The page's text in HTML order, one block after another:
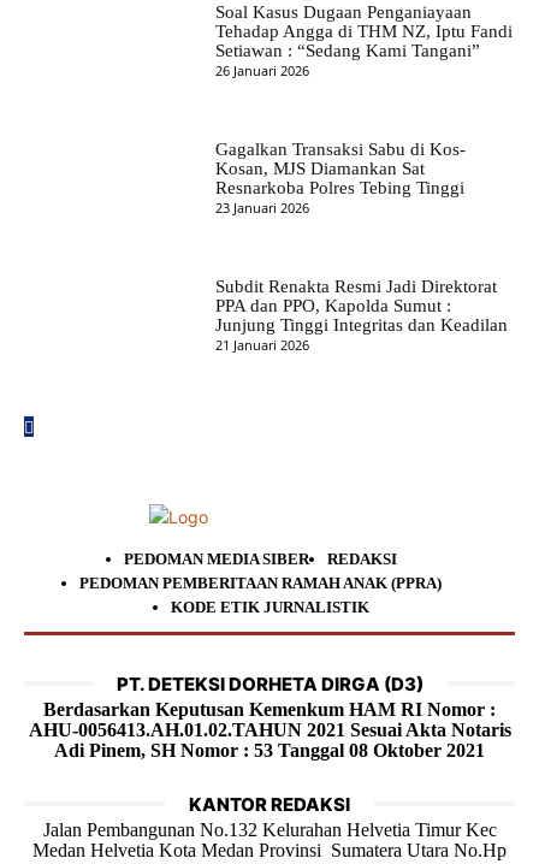
Soal Kasus Dugaan Penganiayaan
Tehadap Angga di THM NZ, Iptu Fandi
Setiawan : “Sedang Kami Tangani”
26 Januari 2026
Gagalkan Transaksi Sabu di Kos-
Kosan, MJS Diamankan Sat
Resnarkoba Polres Tebing Tinggi
23 Januari 2026
Subdit Renakta Resmi Jadi Direktorat
PPA dan PPO, Kapolda Sumut :
Junjung Tinggi Integritas dan Keadilan
21 Januari 2026
PEDOMAN MEDIA SIBER
REDAKSI
PEDOMAN PEMBERITAAN RAMAH ANAK (PPRA)
KODE ETIK JURNALISTIK
PT. DETEKSI DORHETA DIRGA (D3)
Berdasarkan Keputusan Kemenkum HAM RI Nomor :
AHU-0056413.AH.01.02.TAHUN 2021 Sesuai Akta Notaris
Adi Pinem, SH Nomor : 53 Tanggal 08 Oktober 2021
KANTOR REDAKSI
Jalan Pembangunan No.132 Kelurahan Helvetia Timur Kec
Medan Helvetia Kota Medan Provinsi Sumatera Utara No.Hp